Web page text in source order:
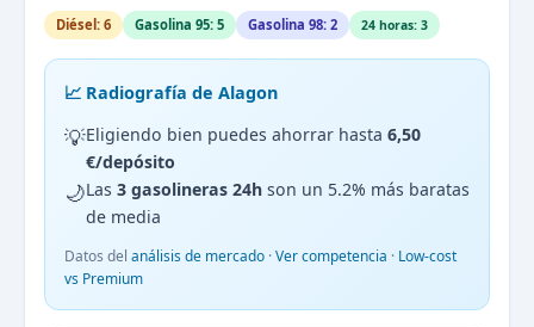
Diésel: 6 Gasolina 95: 5 Gasolina 98: 2 24 horas: 3
📈 Radiografía de Alagon
💡Eligiendo bien puedes ahorrar hasta 6,50
€/depósito
🌙Las 3 gasolineras 24h son un 5.2% más baratas
de media
Datos del análisis de mercado ·Ver competencia · Low-cost
vs Premium